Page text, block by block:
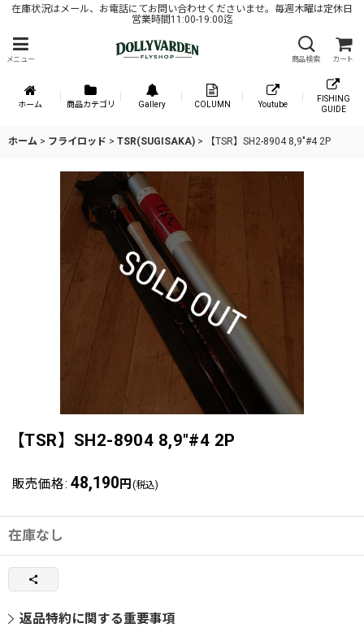
在庫状況はメール、お電話にてお問い合わせくださいませ。毎週木曜は定休日
営業時間11:00-19:00迄
メニュー 商品検索 カート
ホーム 商品カテゴリ Gallery COLUMN Youtube
FISHING
GUIDE
ホーム > フライロッド > TSR(SUGISAKA) > 【TSR】SH2-8904 8,9"#4 2P
【TSR】SH2-8904 8,9"#4 2P
販売価格: 48,190 円 (税込)
在庫なし
返品特約に関する重要事項